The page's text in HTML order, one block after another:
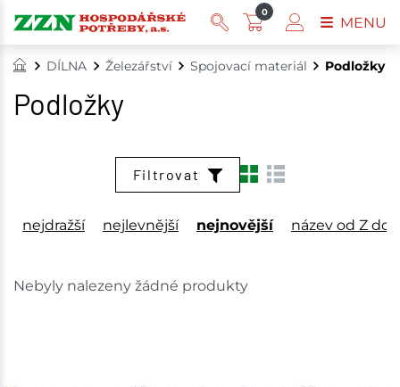
DÍLNA Železářství Spojovací materiál Podložky
Podložky
Filtrovat
nejdražší nejlevnější nejnovější název od Z do
Nebyly nalezeny žádné produkty
0
MENU